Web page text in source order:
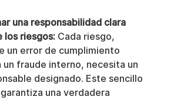
una responsabilidad clara
los riesgos: Cada riesgo,
un error de cumplimiento
un fraude interno, necesita un
designado. Este sencillo
una verdadera